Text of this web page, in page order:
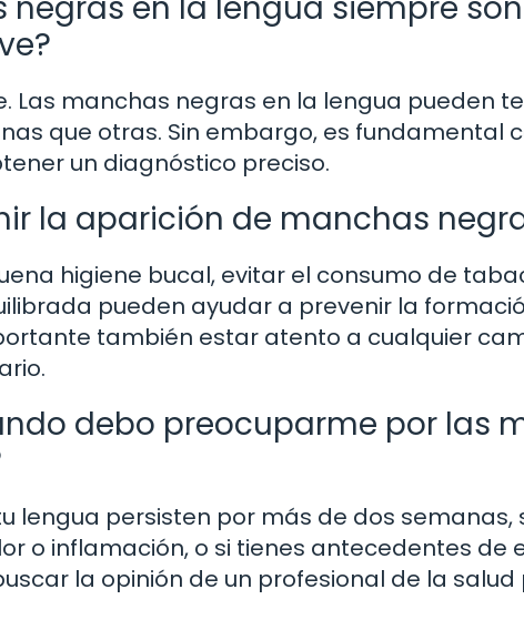
Las manchas negras en la lengua pueden
que otras. Sin embargo, es fundamental
un diagnóstico preciso.
la aparición de manchas
higiene bucal, evitar el consumo de
pueden ayudar a prevenir la
también estar atento a cualquier
debo preocuparme por las
lengua persisten por más de dos
o inflamación, o si tienes antecedentes de
la opinión de un profesional de la